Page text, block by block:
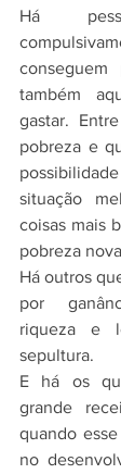
Há
também
gastar.
pobreza e
situação
coisas mais
pobreza
Há outros
por
riqueza e
sepultura.
E há os
grande
quando
no